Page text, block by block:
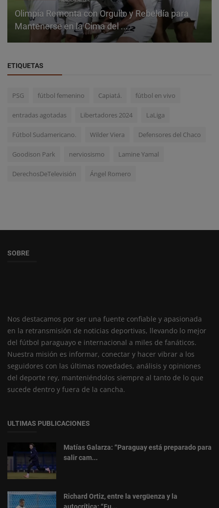
Olimpia Remonta con Orgullo y Rebeldía para
Mantenerse en la Cima del ...
ETIQUETAS
PSG fútbol femenino Capiatá. fútbol en vivo
entradas agotadas Libertadores 2024 LaLiga
Fútbol Sudamericano. Wilder Viera Defensores del Chaco
Goodison Park nerviosismo Lamine Yamal
DerechosDeTelevisión Ángel Romero
SOBRE
Nos destacamos por ser una fuente confiable y apasionada
en la retransmisión de noticias deportivas, llevando lo mejor
del fútbol paraguayo e internacional a miles de fanáticos.
Nuestra misión es informar, conectar y hacer vibrar a los
seguidores con las últimas novedades, análisis y opiniones
del deporte rey, manteniéndolos siempre al tanto de lo que
sucede dentro y fuera de la cancha.
ULTIMAS PUBLICACIONES
Matías Galarza: “Paraguay está preparado para
salir cam...
Richard Ortiz, entre la vergüenza y la
autocrítica: “Fu...